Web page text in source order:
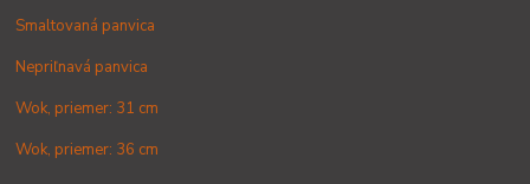
Smaltovaná panvica
Nepriľnavá panvica
Wok, priemer: 31 cm
Wok, priemer: 36 cm